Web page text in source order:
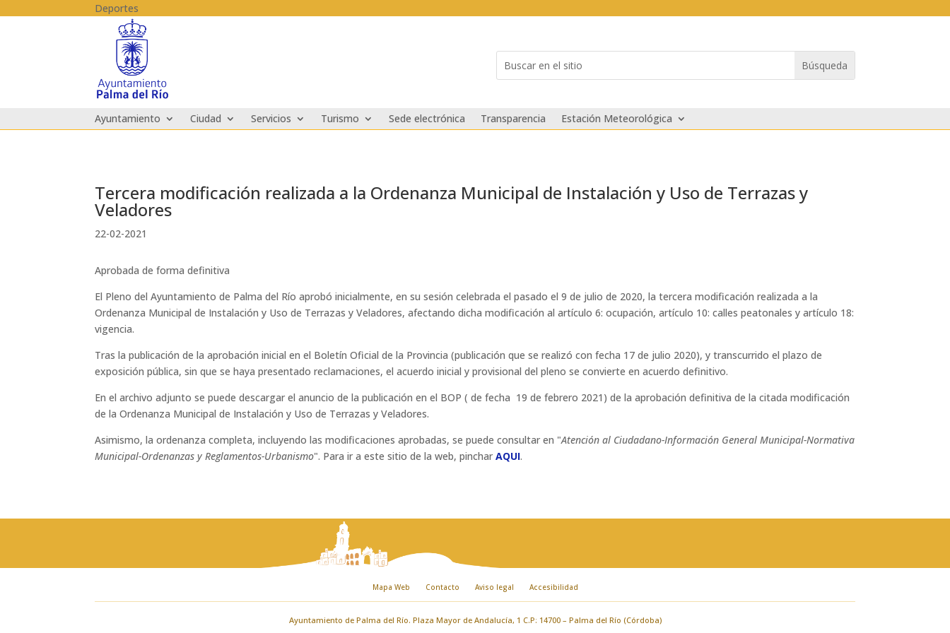
Deportes
for...
Ayuntamiento Ciudad Servicios Turismo Sede electrónica Transparencia Estación Meteorológica
Tercera modificación realizada a la Ordenanza Municipal de Instalación y Uso de Terrazas y
Veladores
22-02-2021
Aprobada de forma definitiva
El Pleno del Ayuntamiento de Palma del Río aprobó inicialmente, en su sesión celebrada el pasado el 9 de julio de 2020, la tercera modificación realizada a la
Ordenanza Municipal de Instalación y Uso de Terrazas y Veladores, afectando dicha modificación al artículo 6: ocupación, artículo 10: calles peatonales y artículo 18:
vigencia.
Tras la publicación de la aprobación inicial en el Boletín Oficial de la Provincia (publicación que se realizó con fecha 17 de julio 2020), y transcurrido el plazo de
exposición pública, sin que se haya presentado reclamaciones, el acuerdo inicial y provisional del pleno se convierte en acuerdo definitivo.
En el archivo adjunto se puede descargar el anuncio de la publicación en el BOP ( de fecha 19 de febrero 2021) de la aprobación definitiva de la citada modificación
de la Ordenanza Municipal de Instalación y Uso de Terrazas y Veladores.
Asimismo, la ordenanza completa, incluyendo las modificaciones aprobadas, se puede consultar en "Atención al Ciudadano-Información General Municipal-Normativa
Municipal-Ordenanzas y Reglamentos-Urbanismo". Para ir a este sitio de la web, pincharAQUI.
Mapa Web Contacto Aviso legal Accesibilidad
Ayuntamiento de Palma del Río. Plaza Mayor de Andalucía, 1 C.P: 14700 – Palma del Río (Córdoba)